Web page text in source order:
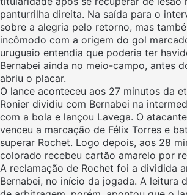
panturrilha direita. Na saída para o
sobre a alegria pelo retorno, mas
incômodo com a origem do gol
uruguaio entendia que poderia ter
Bernabei ainda no meio-campo, antes
abriu o placar.
O lance aconteceu aos 27 minutos da
Ronier dividiu com Bernabei na
com a bola e lançou Lavega. O
venceu a marcação de Félix Torres e
superar Rochet. Logo depois, aos 28
colorado recebeu cartão amarelo por
A reclamação de Rochet foi a dividida
Bernabei, no início da jogada. A leitura